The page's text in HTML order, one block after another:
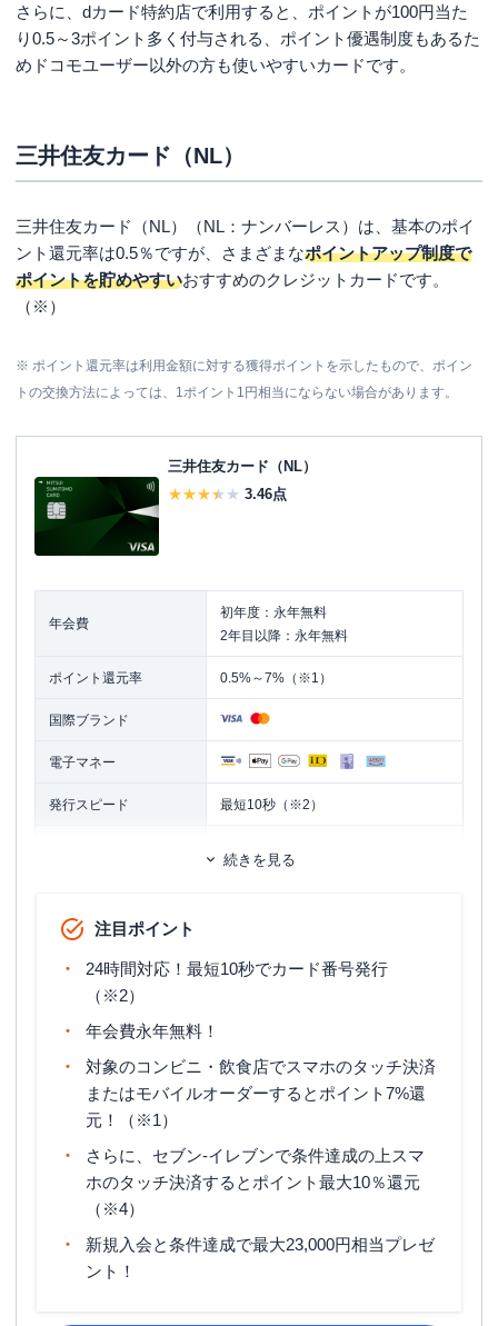
さらに、dカード特約店で利用すると、ポイントが100円当た
り0.5～3ポイント多く付与される、ポイント優遇制度もあるた
めドコモユーザー以外の方も使いやすいカードです。
三井住友カード（NL）
三井住友カード（NL）（NL：ナンバーレス）は、基本のポイ
ント還元率は0.5％ですが、さまざまなポイントアップ制度で
ポイントを貯めやすいおすすめのクレジットカードです。
（※）
※ ポイント還元率は利用金額に対する獲得ポイントを示したもので、ポイン
トの交換方法によっては、1ポイント1円相当にならない場合があります。
三井住友カード（NL）
3.46点
年会費
初年度：永年無料
2年目以降：永年無料
ポイント還元率 0.5%～7%（※1）
国際ブランド
電子マネー
発行スピード 最短10秒（※2）
家族カード
ETCカード発行期間
マイル還元率（最大）
旅行傷害保険 海外旅行傷害保険（利用付帯）
ポイント名
15日締め・翌月10日支払／月末締
め・翌月26日支払 ※選択可能
続きを見る
注目ポイント
24時間対応！最短10秒でカード番号発行
（※2）
年会費永年無料！
対象のコンビニ・飲食店でスマホのタッチ決済
またはモバイルオーダーするとポイント7%還
元！（※1）
さらに、セブン‐イレブンで条件達成の上スマ
ホのタッチ決済するとポイント最大10％還元
（※4）
新規入会と条件達成で最大23,000円相当プレゼ
ント！